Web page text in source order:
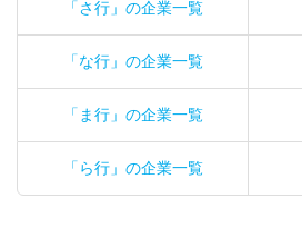
「さ行」の企業一覧
「な行」の企業一覧
「ま行」の企業一覧
「ら行」の企業一覧